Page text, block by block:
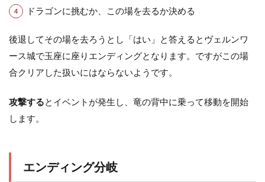
ドラゴンに挑むか、この場を去るか決める
後退してその場を去ろうとし「はい」と答えるとヴェルンワ
ース城で玉座に座りエンディングとなります。ですがこの場
合クリアした扱いにはならないようです。
攻撃するとイベントが発生し、竜の背中に乗って移動を開始
します。
エンディング分岐